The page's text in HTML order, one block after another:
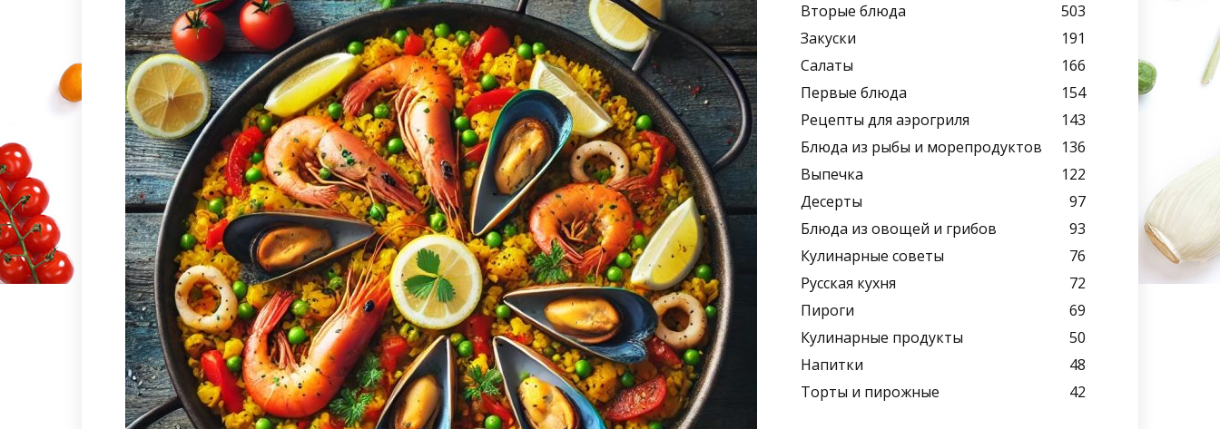
вкусные
блюда
+
Вторые блюда
503
Закуски
191
Салаты
166
Первые блюда
154
Рецепты для аэрогриля
143
Блюда из рыбы и морепродуктов
136
Выпечка
122
Десерты
97
Блюда из овощей и грибов
93
Кулинарные советы
76
Русская кухня
72
Пироги
69
Кулинарные продукты
50
Напитки
48
Торты и пирожные
42